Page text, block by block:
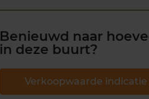
Benieuwd naar
in deze buurt?
Verkoopwaarde